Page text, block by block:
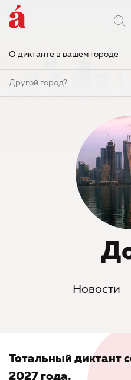
О диктанте в вашем городе
Другой город?
Новости
Тотальный диктант
2027 года.